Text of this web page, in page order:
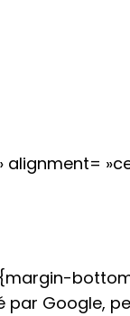
par Google,